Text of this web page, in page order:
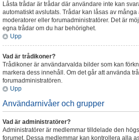
Låsta trådar är trådar där användare inte kan
automatiskt avslutats. Trådar kan låsas av
moderatorer eller forumadministratörer. Det är
egna trådar om du har behörighet.
Upp
Vad är trådikoner?
Trådikoner är användarvalda bilder som kan
markera dess innehåll. Om det går att använda
forumadministratören.
Upp
Användarnivåer och grupper
Vad är administratörer?
Administratörer är medlemmar tilldelade den
forumet. Dessa medlemmar kan kontrollera alla